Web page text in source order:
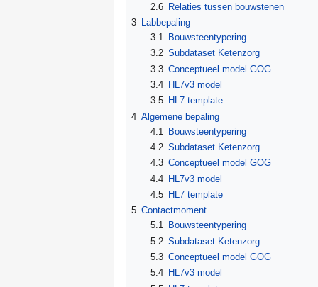
2.6
Relaties tussen bouwstenen
3 Labbepaling
3.1
Bouwsteentypering
3.2 Subdataset Ketenzorg
3.3 Conceptueel model GOG
3.4
HL7v3 model
3.5
HL7 template
4 Algemene bepaling
4.1
Bouwsteentypering
4.2 Subdataset Ketenzorg
4.3 Conceptueel model GOG
4.4 HL7v3 model
4.5
HL7 template
5 Contactmoment
5.1
Bouwsteentypering
5.2 Subdataset Ketenzorg
5.3 Conceptueel model GOG
5.4
HL7v3 model